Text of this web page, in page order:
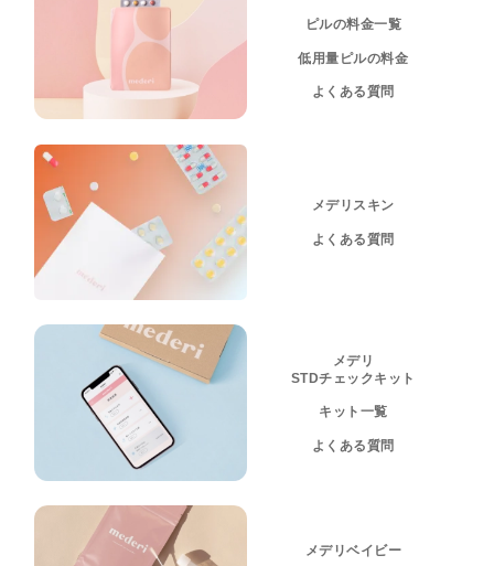
ピルの料金一覧
低用量ピルの料金
よくある質問
メデリスキン
よくある質問
メデリ
STDチェックキット
キット一覧
よくある質問
メデリベイビー